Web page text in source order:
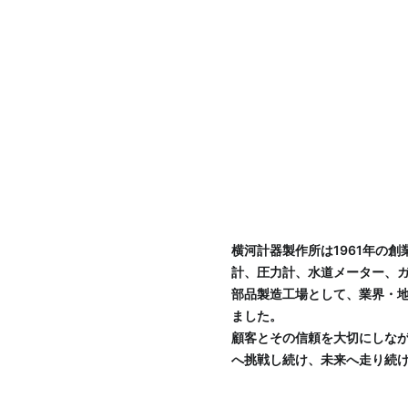
横河計器製作所は1961年の創
計、圧力計、水道メーター、
部品製造工場として、業界・
ました。
顧客とその信頼を大切にしな
へ挑戦し続け、未来へ走り続け